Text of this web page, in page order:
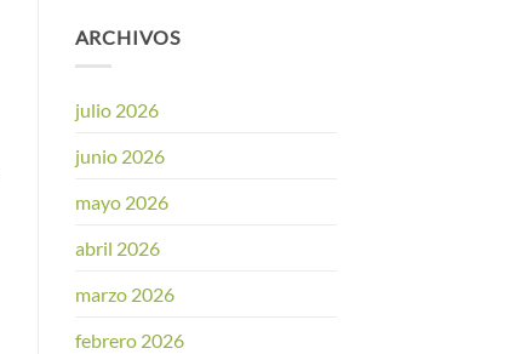
ARCHIVOS
julio 2026
junio 2026
mayo 2026
abril 2026
marzo 2026
febrero 2026